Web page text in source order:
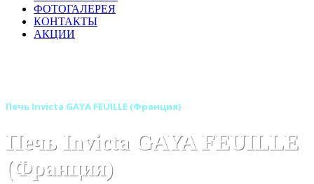
ФОТОГАЛЕРЕЯ
КОНТАКТЫ
АКЦИИ
Печь Invicta GAYA FEUILLE (Франция)
Печь Invicta GAYA FEUILLE
(Франция)